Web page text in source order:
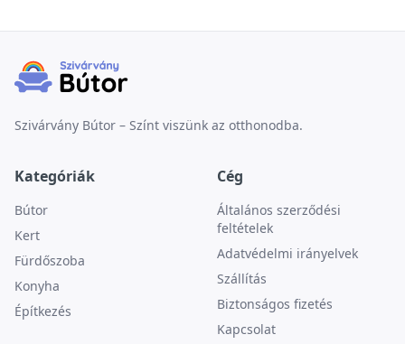
Szivárvány Bútor – Színt viszünk az otthonodba.
Kategóriák
Bútor
Kert
Fürdőszoba
Konyha
Építkezés
Cég
Általános szerződési
feltételek
Adatvédelmi irányelvek
Szállítás
Biztonságos fizetés
Kapcsolat